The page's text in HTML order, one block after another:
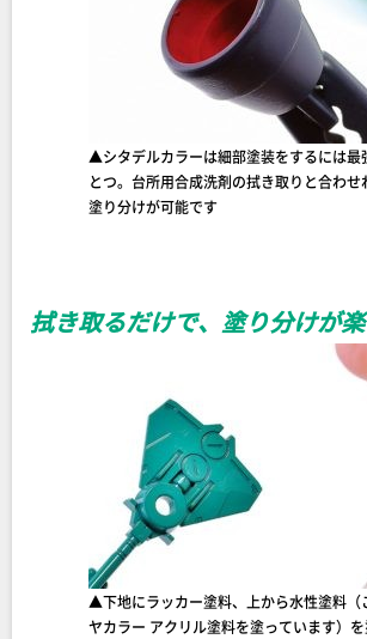
▲シタデルカラーは細部塗装をするには最
とつ。台所用合成洗剤の拭き取りと合わせ
塗り分けが可能です
拭き取るだけで、塗り分けが
▲下地にラッカー塗料、上から水性塗料（
ヤカラー アクリル塗料を塗っています）